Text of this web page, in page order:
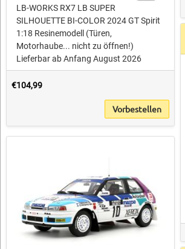
LB-WORKS RX7 LB SUPER
SILHOUETTE BI-COLOR 2024 GT Spirit
1:18 Resinemodell (Türen,
Motorhaube... nicht zu öffnen!)
Lieferbar ab Anfang August 2026
€104,99
Vorbestellen